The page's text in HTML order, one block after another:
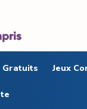
Gratuits Jeux